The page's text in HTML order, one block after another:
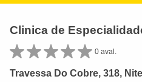
Clinica de
0 aval.
Travessa Do Cobre, 318,